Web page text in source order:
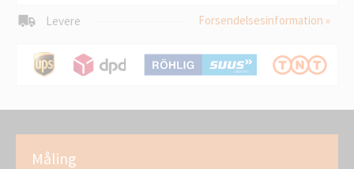
Levere Forsendelsesinformation »
Måling